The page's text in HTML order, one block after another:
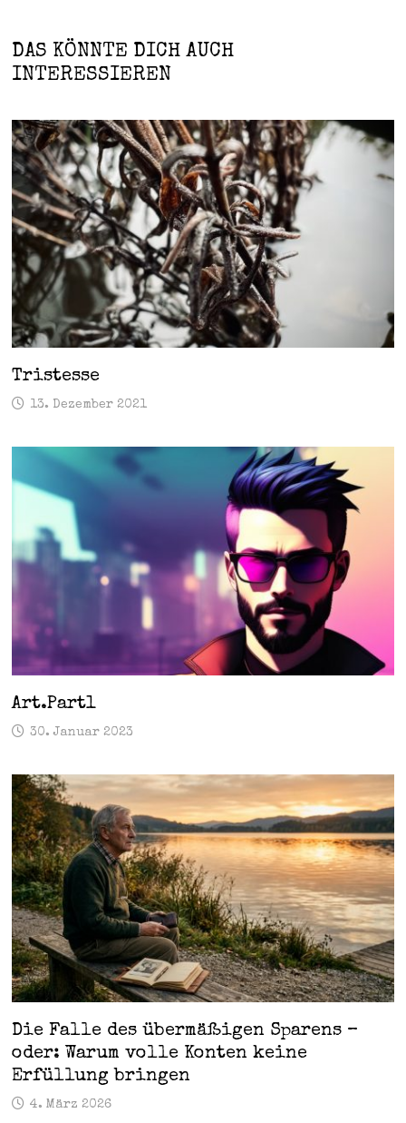
DAS KÖNNTE DICH AUCH
INTERESSIEREN
Tristesse
13. Dezember 2021
Art.Part1
30. Januar 2023
Die Falle des übermäßigen Sparens –
oder: Warum volle Konten keine
Erfüllung bringen
4. März 2026